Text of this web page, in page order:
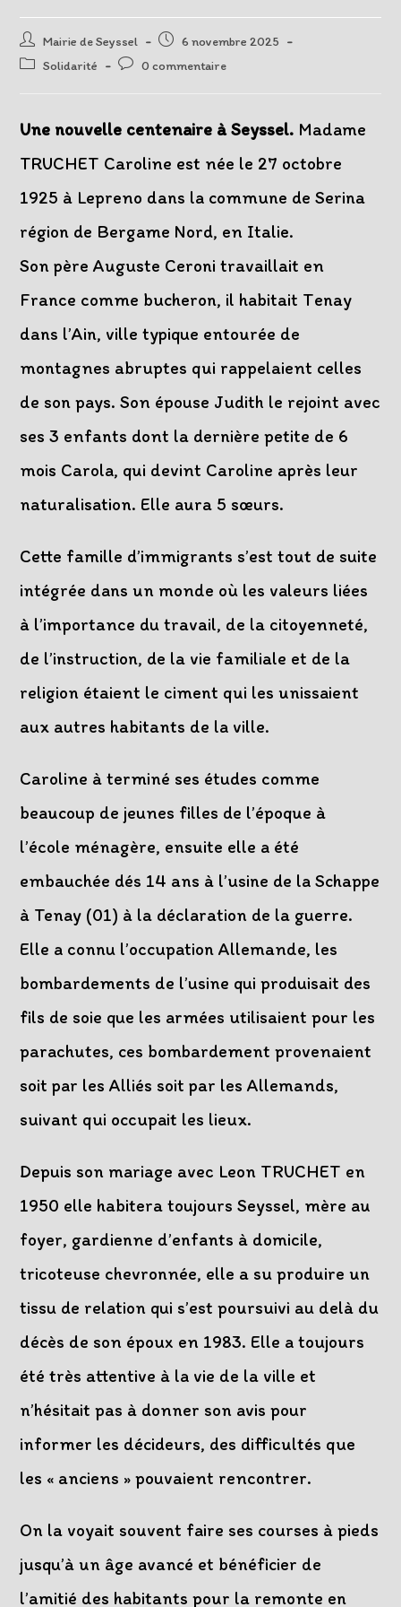
Auteur/autrice
de
Mairie de Seyssel
Post
published:
6 novembre 2025
PostSolidarité
Post0 commentaire
Une nouvelle centenaire à Seyssel. Madame
TRUCHET Caroline est née le 27 octobre
1925 à Lepreno dans la commune de Serina
région de Bergame Nord, en Italie.
Son père Auguste Ceroni travaillait en
France comme bucheron, il habitait Tenay
dans l’Ain, ville typique entourée de
montagnes abruptes qui rappelaient celles
de son pays. Son épouse Judith le rejoint avec
ses 3 enfants dont la dernière petite de 6
mois Carola, qui devint Caroline après leur
naturalisation. Elle aura 5 sœurs.
Cette famille d’immigrants s’est tout de suite
intégrée dans un monde où les valeurs liées
à l’importance du travail, de la citoyenneté,
de l’instruction, de la vie familiale et de la
religion étaient le ciment qui les unissaient
aux autres habitants de la ville.
Caroline à terminé ses études comme
beaucoup de jeunes filles de l’époque à
l’école ménagère, ensuite elle a été
embauchée dés 14 ans à l’usine de la Schappe
à Tenay (01) à la déclaration de la guerre.
Elle a connu l’occupation Allemande, les
bombardements de l’usine qui produisait des
fils de soie que les armées utilisaient pour les
parachutes, ces bombardement provenaient
soit par les Alliés soit par les Allemands,
suivant qui occupait les lieux.
Depuis son mariage avec Leon TRUCHET en
1950 elle habitera toujours Seyssel, mère au
foyer, gardienne d’enfants à domicile,
tricoteuse chevronnée, elle a su produire un
tissu de relation qui s’est poursuivi au delà du
décès de son époux en 1983. Elle a toujours
été très attentive à la vie de la ville et
n’hésitait pas à donner son avis pour
informer les décideurs, des difficultés que
les « anciens » pouvaient rencontrer.
On la voyait souvent faire ses courses à pieds
jusqu’à un âge avancé et bénéficier de
l’amitié des habitants pour la remonte en